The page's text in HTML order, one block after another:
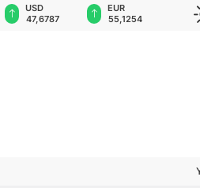
EUR
55,1254
GBP
64,3468